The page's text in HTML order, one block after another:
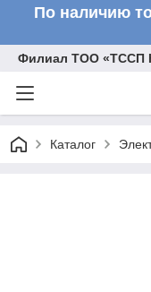
По наличию
Филиал ТОО «ТССП
Каталог